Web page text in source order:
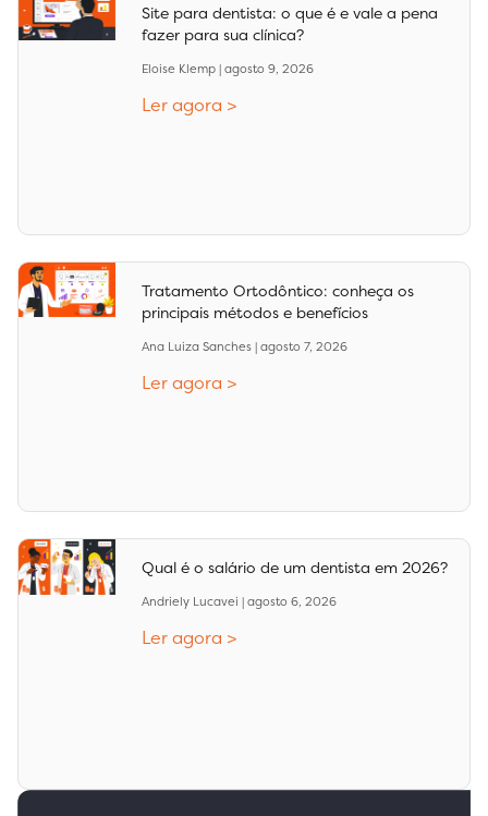
Site para dentista: o que é e vale a pena
fazer para sua clínica?
Eloise Klemp agosto 9, 2026
Ler agora >
Tratamento Ortodôntico: conheça os
principais métodos e benefícios
Ana Luiza Sanches agosto 7, 2026
Ler agora >
Qual é o salário de um dentista em 2026?
Andriely Lucavei agosto 6, 2026
Ler agora >